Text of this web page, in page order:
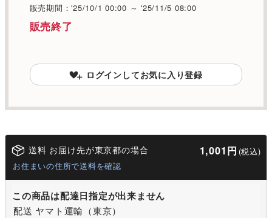
販売期間：'25/10/1 00:00 ～ '25/11/5 08:00
販売終了
ログインしてお気に入り登録
送料 お届け先が東京都の場合 1,001円 (税込)
お住まいの住所で送料を確認
この商品は配達日指定が出来ません
配送 ヤマト運輸（東京）